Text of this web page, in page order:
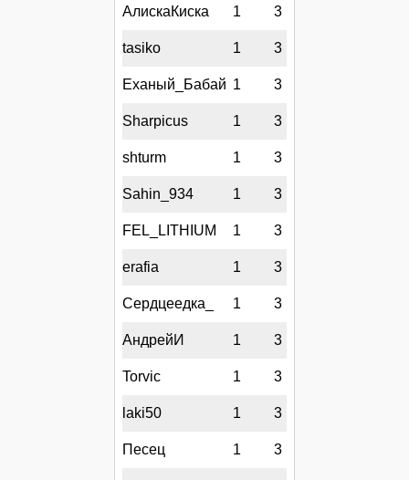
АлискаКиска 1 3
tasiko 1 3
Еханый_Бабай 1 3
Sharpicus 1 3
shturm 1 3
Sahin_934 1 3
FEL_LITHIUM 1 3
erafia 1 3
Сердцеедка_ 1 3
АндрейИ 1 3
Torvic 1 3
laki50 1 3
Песец 1 3